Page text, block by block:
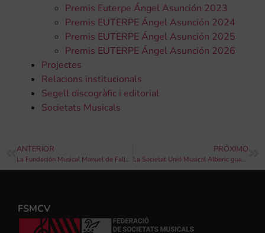
Premis Euterpe Ángel Asunción 2023
Premis EUTERPE Ángel Asunción 2024
Premis EUTERPE Ángel Asunción 2025
Premis EUTERPE Ángel Asunción 2026
Projectes
Relacions institucionals
Segell discogràfic i editorial
Societats Musicals
ANTERIOR
La Fundación Musical Manuel de Falla de Illescas guanya la Secció Segona del 133é Certamen Internacional de Bandes de Música “Ciutat de València” 2019
PRÓXIMO
La Societat Unió Musical Alberic guanya la Secció d’Honor del 133é Certamen Internacional de Bandes de Música «Ciutat de València» 2019
FSMCV